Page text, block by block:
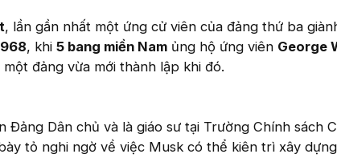
, lần gần nhất một ứng cử viên của đảng thứ ba
, khi 5 bang miền Nam ủng hộ ứng viên George
một đảng vừa mới thành lập khi đó.
Đảng Dân chủ và là giáo sư tại Trường Chính sách
tỏ nghi ngờ về việc Musk có thể kiên trì xây